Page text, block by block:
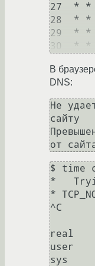
27  * *
28  * *
29  * *
В
DNS:
Не
сайту
$ time
*
*
^C
real	1m44,674s
user	0m0,010s
sys	0m0,006s